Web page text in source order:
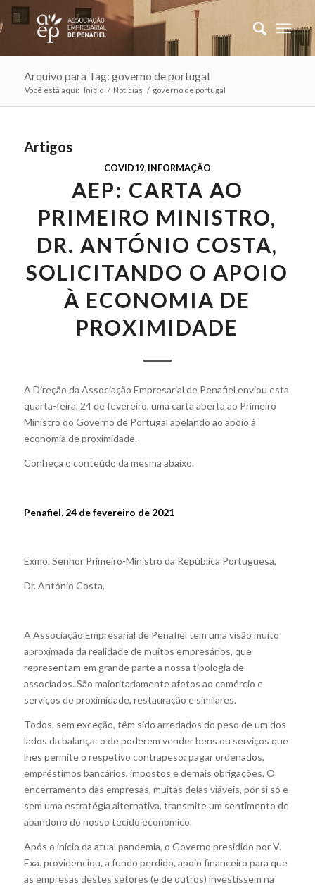
Arquivo para Tag: governo de portugal
Você está aqui: Inicio / Noticias / governo de portugal
Artigos
COVID19, INFORMAÇÃO
AEP: CARTA AO
PRIMEIRO MINISTRO,
DR. ANTÓNIO COSTA,
SOLICITANDO O APOIO
À ECONOMIA DE
PROXIMIDADE
A Direção da Associação Empresarial de Penafiel enviou esta
quarta-feira, 24 de fevereiro, uma carta aberta ao Primeiro
Ministro do Governo de Portugal apelando ao apoio à
economia de proximidade.
Conheça o conteúdo da mesma abaixo.
Penafiel, 24 de fevereiro de 2021
Exmo. Senhor Primeiro-Ministro da República Portuguesa,
Dr. António Costa,
A Associação Empresarial de Penafiel tem uma visão muito
aproximada da realidade de muitos empresários, que
representam em grande parte a nossa tipologia de
associados. São maioritariamente afetos ao comércio e
serviços de proximidade, restauração e similares.
Todos, sem exceção, têm sido arredados do peso de um dos
lados da balança: o de poderem vender bens ou serviços que
lhes permite o respetivo contrapeso: pagar ordenados,
empréstimos bancários, impostos e demais obrigações. O
encerramento das empresas, muitas delas viáveis, por si só e
sem uma estratégia alternativa, transmite um sentimento de
abandono do nosso tecido económico.
Após o início da atual pandemia, o Governo presidido por V.
Exa. providenciou, a fundo perdido, apoio financeiro para que
as empresas destes setores (e de outros) investissem na